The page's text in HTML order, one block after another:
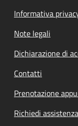
Informativa
Note legali
Dichiarazione di
Contatti
Prenotazione
Richiedi assistenza